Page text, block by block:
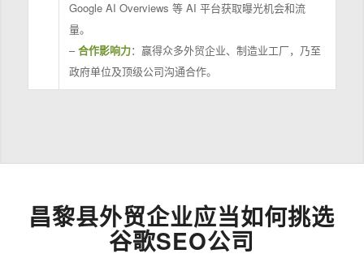
Google AI Overviews 等 AI 平台获取曝光机会和流
量。
–合作影响力：赢得众多外贸企业、制造业工厂，乃至
政府单位及顶级公司沟通合作。
昌黎县外贸企业应当如何挑选
谷歌SEO公司